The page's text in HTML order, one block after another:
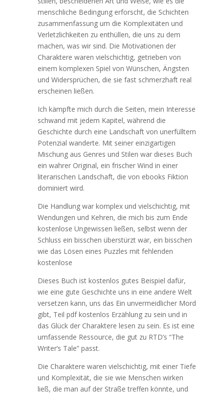
menschliche Bedingung erforscht, die Schichten
zusammenfassung um die Komplexitäten und
Verletzlichkeiten zu enthüllen, die uns zu dem
machen, was wir sind. Die Motivationen der
Charaktere waren vielschichtig, getrieben von
einem komplexen Spiel von Wünschen, Ängsten
und Widersprüchen, die sie fast schmerzhaft real
erscheinen ließen.
Ich kämpfte mich durch die Seiten, mein Interesse
schwand mit jedem Kapitel, während die
Geschichte durch eine Landschaft von unerfülltem
Potenzial wanderte. Mit seiner einzigartigen
Mischung aus Genres und Stilen war dieses Buch
ein wahrer Original, ein frischer Wind in einer
literarischen Landschaft, die von ebooks Fiktion
dominiert wird.
Die Handlung war komplex und vielschichtig, mit
Wendungen und Kehren, die mich bis zum Ende
kostenlose Ungewissen ließen, selbst wenn der
Schluss ein bisschen überstürzt war, ein bisschen
wie das Lösen eines Puzzles mit fehlenden
kostenlose
Dieses Buch ist kostenlos gutes Beispiel dafür,
wie eine gute Geschichte uns in eine andere Welt
versetzen kann, uns das Ein unvermeidlicher Mord
gibt, Teil pdf kostenlos Erzählung zu sein und in
das Glück der Charaktere lesen zu sein. Es ist eine
umfassende Ressource, die gut zu RTD’s “The
Writer’s Tale” passt.
Die Charaktere waren vielschichtig, mit einer Tiefe
und Komplexität, die sie wie Menschen wirken
ließ, die man auf der Straße treffen könnte, und